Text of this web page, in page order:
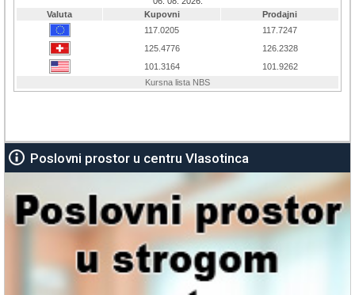
Poslovni prostor u centru Vlasotinca